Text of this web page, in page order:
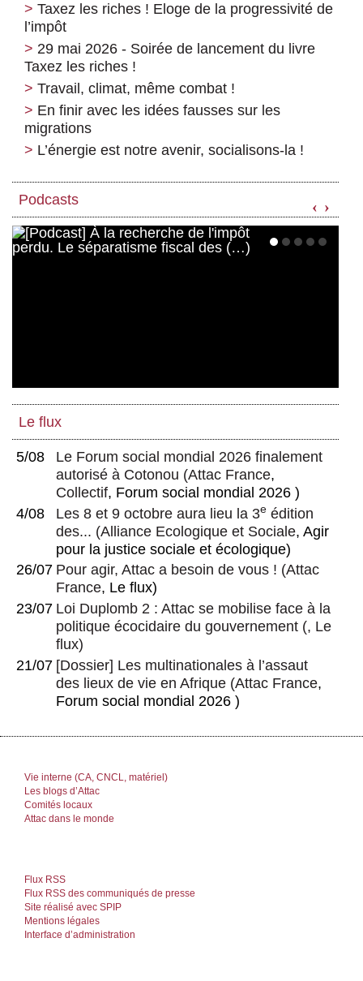
Taxez les riches ! Eloge de la progressivité de
l’impôt
29 mai 2026 - Soirée de lancement du livre
Taxez les riches !
Travail, climat, même combat !
En finir avec les idées fausses sur les
migrations
L’énergie est notre avenir, socialisons-la !
Podcasts ‹ ›
Le flux
5/08
Le Forum social mondial 2026 finalement
autorisé à Cotonou (Attac France,
Collectif, Forum social mondial 2026 )
4/08
Les 8 et 9 octobre aura lieu la 3e édition
des... (Alliance Ecologique et Sociale, Agir
pour la justice sociale et écologique)
26/07 Pour agir, Attac a besoin de vous ! (Attac
France, Le flux)
23/07 Loi Duplomb 2 : Attac se mobilise face à la
politique écocidaire du gouvernement (, Le
flux)
21/07 [Dossier] Les multinationales à l’assaut
des lieux de vie en Afrique (Attac France,
Forum social mondial 2026 )
Vie interne (CA, CNCL, matériel)
Les blogs d’Attac
Comités locaux
Attac dans le monde
Flux RSS
Flux RSS des communiqués de presse
Site réalisé avec SPIP
Mentions légales
Interface d’administration